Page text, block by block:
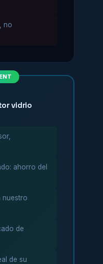
no
vidrio
ahorro del
nuestro
de
de su